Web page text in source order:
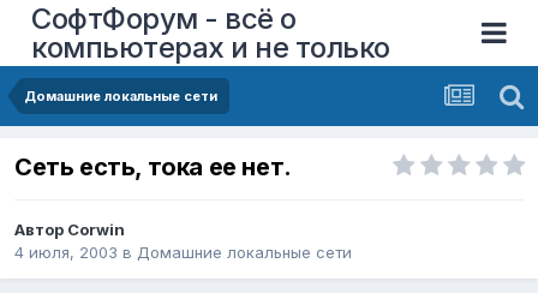
СофтФорум - всё о
компьютерах и не только
Домашние локальные сети
Сеть есть, тока ее нет.
Автор Corwin
4 июля, 2003 в Домашние локальные сети